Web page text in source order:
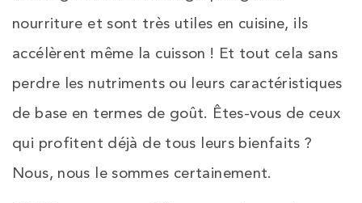
nourriture et sont très utiles en cuisine, ils
accélèrent même la cuisson ! Et tout cela sans
perdre les nutriments ou leurs caractéristiques
de base en termes de goût. Êtes-vous de ceux
qui profitent déjà de tous leurs bienfaits ?
Nous, nous le sommes certainement.